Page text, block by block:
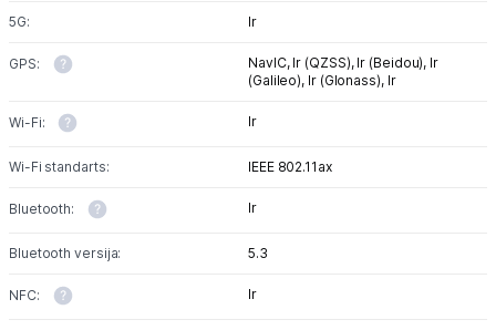
5G: Ir
GPS: NavIC, Ir (QZSS), Ir (Beidou), Ir
(Galileo), Ir (Glonass), Ir
Wi-Fi: Ir
Wi-Fi standarts: IEEE 802.11ax
Bluetooth: Ir
Bluetooth versija: 5.3
NFC: Ir